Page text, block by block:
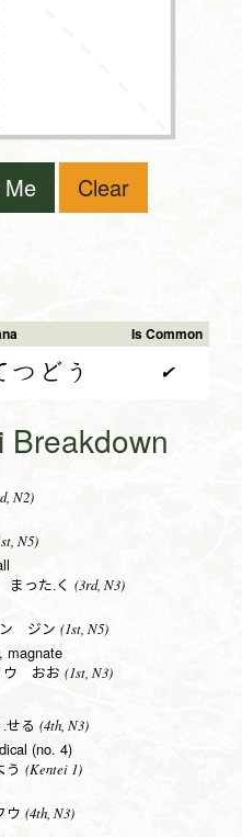
Clear
Is Common
つどう ✔
Breakdown
N2)
N5)
った.く (3rd, N3)
ジン (1st, N5)
magnate
ウ おお (1st, N3)
る (4th, N3)
(no. 4)
(Kentei 1)
ウ (4th, N3)